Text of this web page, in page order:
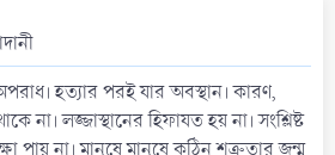
e
হত্যার পরই যার অবস্থান। কারণ,
না। লজ্জাস্থানের হিফাযত হয় না। সংশ্লিষ্ট